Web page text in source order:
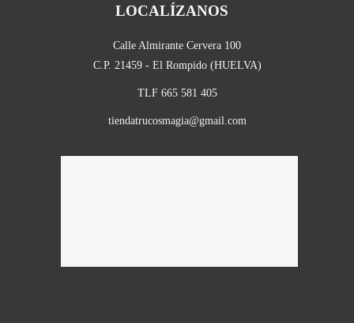
LOCALÍZANOS
Calle Almirante Cervera 100
C.P. 21459 - El Rompido (HUELVA)
TLF 665 581 405
tiendatrucosmagia@gmail.com